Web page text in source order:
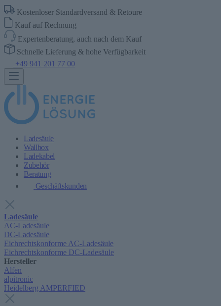
Kostenloser Standardversand & Retoure
Kauf auf Rechnung
Expertenberatung, auch nach dem Kauf
Schnelle Lieferung & hohe Verfügbarkeit
+49 941 201 77 00
Ladesäule
Wallbox
Ladekabel
Zubehör
Beratung
Geschäftskunden
Ladesäule
AC-Ladesäule
DC-Ladesäule
Eichrechtskonforme AC-Ladesäule
Eichrechtskonforme DC-Ladesäule
Hersteller
Alfen
alpitronic
Heidelberg AMPERFIED